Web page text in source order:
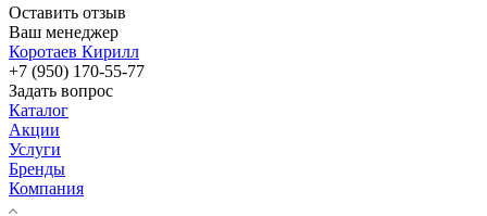
Оставить отзыв
Ваш менеджер
Коротаев Кирилл
+7 (950) 170-55-77
Задать вопрос
Каталог
Акции
Услуги
Бренды
Компания